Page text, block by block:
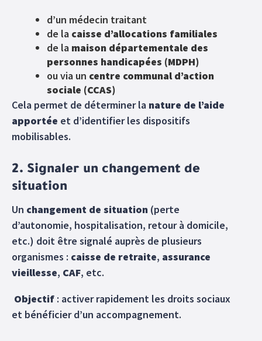
d’un médecin traitant
de la caisse d’allocations familiales
de la maison départementale des
personnes handicapées (MDPH)
ou via un centre communal d’action
sociale (CCAS)
Cela permet de déterminer la nature de l’aide
apportée et d’identifier les dispositifs
mobilisables.
2. Signaler un changement de
situation
Un changement de situation (perte
d’autonomie, hospitalisation, retour à domicile,
etc.) doit être signalé auprès de plusieurs
organismes : caisse de retraite, assurance
vieillesse, CAF, etc.
Objectif : activer rapidement les droits sociaux
et bénéficier d’un accompagnement.